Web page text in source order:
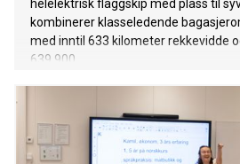
helelektrisk flaggskip med plass til
kombinerer klasseledende
med inntil 633 kilometer rekkevidde
639.900.